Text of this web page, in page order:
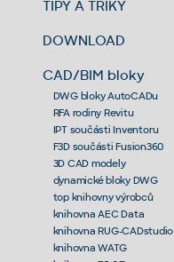
TIPY A TRIKY
DOWNLOAD
CAD/BIM bloky
DWG bloky AutoCADu
RFA rodiny Revitu
IPT součásti Inventoru
F3D součásti Fusion360
3D CAD modely
dynamické bloky DWG
top knihovny výrobců
knihovna AEC Data
knihovna RUG-CADstudio
knihovna WATG